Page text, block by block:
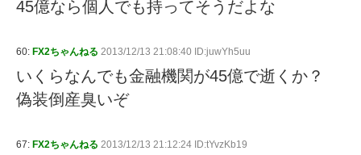
45億なら個人でも持ってそうだよな
60: FX2ちゃんねる 2013/12/13 21:08:40 ID:juwYh5uu
いくらなんでも金融機関が45億で逝くか？
偽装倒産臭いぞ
67: FX2ちゃんねる 2013/12/13 21:12:24 ID:tYvzKb19